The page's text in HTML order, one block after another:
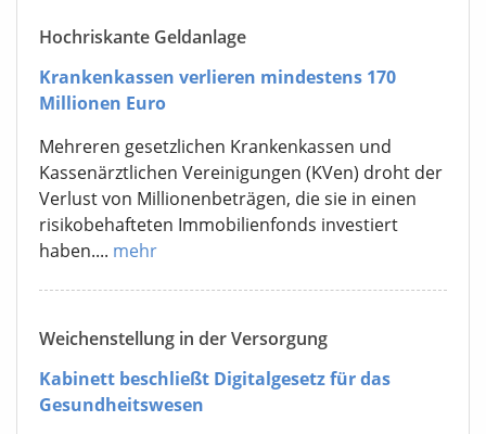
Hochriskante Geldanlage
Krankenkassen verlieren mindestens 170
Millionen Euro
Mehreren gesetzlichen Krankenkassen und
Kassenärztlichen Vereinigungen (KVen) droht der
Verlust von Millionenbeträgen, die sie in einen
risikobehafteten Immobilienfonds investiert
haben.... mehr
Weichenstellung in der Versorgung
Kabinett beschließt Digitalgesetz für das
Gesundheitswesen